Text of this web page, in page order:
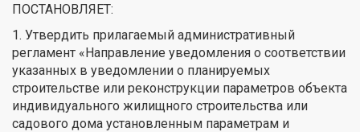
ПОСТАНОВЛЯЕТ:
1. Утвердить прилагаемый административный
регламент «Направление уведомления о соответствии
указанных в уведомлении о планируемых
строительстве или реконструкции параметров объекта
индивидуального жилищного строительства или
садового дома установленным параметрам и